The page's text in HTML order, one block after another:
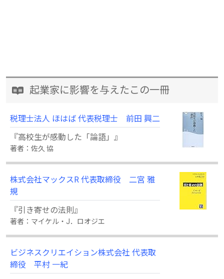
起業家に影響を与えたこの一冊
税理士法人 ほはば 代表税理士 前田 興二
『高校生が感動した「論語」』
著者：佐久 協
株式会社マックスR 代表取締役 二宮 雅
規
『引き寄せの法則』
著者：マイケル・J．ロオジエ
ビジネスクリエイション株式会社 代表取
締役 平村 一紀